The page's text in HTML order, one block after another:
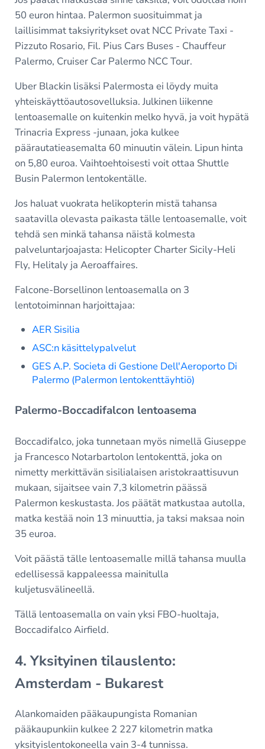
50 euron hintaa. Palermon suosituimmat ja
laillisimmat taksiyritykset ovat NCC Private Taxi -
Pizzuto Rosario, Fil. Pius Cars Buses - Chauffeur
Palermo, Cruiser Car Palermo NCC Tour.
Uber Blackin lisäksi Palermosta ei löydy muita
yhteiskäyttöautosovelluksia. Julkinen liikenne
lentoasemalle on kuitenkin melko hyvä, ja voit hypätä
Trinacria Express -junaan, joka kulkee
päärautatieasemalta 60 minuutin välein. Lipun hinta
on 5,80 euroa. Vaihtoehtoisesti voit ottaa Shuttle
Busin Palermon lentokentälle.
Jos haluat vuokrata helikopterin mistä tahansa
saatavilla olevasta paikasta tälle lentoasemalle, voit
tehdä sen minkä tahansa näistä kolmesta
palveluntarjoajasta: Helicopter Charter Sicily-Heli
Fly, Helitaly ja Aeroaffaires.
Falcone-Borsellinon lentoasemalla on 3
lentotoiminnan harjoittajaa:
AER Sisilia
ASC:n käsittelypalvelut
GES A.P. Societa di Gestione Dell'Aeroporto Di
Palermo (Palermon lentokenttäyhtiö)
Palermo-Boccadifalcon lentoasema
Boccadifalco, joka tunnetaan myös nimellä Giuseppe
ja Francesco Notarbartolon lentokenttä, joka on
nimetty merkittävän sisilialaisen aristokraattisuvun
mukaan, sijaitsee vain 7,3 kilometrin päässä
Palermon keskustasta. Jos päätät matkustaa autolla,
matka kestää noin 13 minuuttia, ja taksi maksaa noin
35 euroa.
Voit päästä tälle lentoasemalle millä tahansa muulla
edellisessä kappaleessa mainitulla
kuljetusvälineellä.
Tällä lentoasemalla on vain yksi FBO-huoltaja,
Boccadifalco Airfield.
4. Yksityinen tilauslento:
Amsterdam - Bukarest
Alankomaiden pääkaupungista Romanian
pääkaupunkiin kulkee 2 227 kilometrin matka
yksityislentokoneella vain 3-4 tunnissa.